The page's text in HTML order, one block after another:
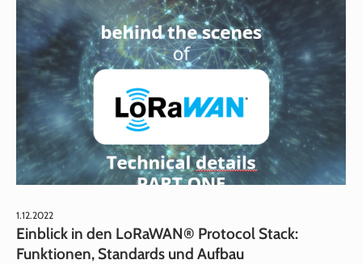
1.12.2022
Einblick in den LoRaWAN® Protocol Stack:
Funktionen, Standards und Aufbau